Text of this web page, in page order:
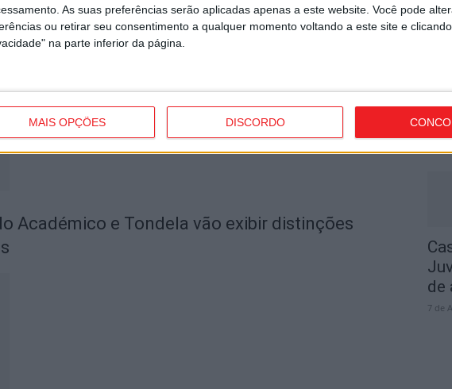
As suas preferências serão aplicadas apenas a este website. Você pode
ou retirar seu consentimento a qualquer momento voltando a este site e
na parte inferior da página.
MAIS OPÇÕES DISCORDO
distrito do país com mais área ardida até
Académico e Tondela vão exibir distinções
I
de
7 de